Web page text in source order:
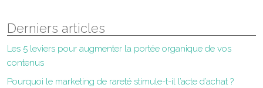
Derniers articles
Les 5 leviers pour augmenter la portée organique de vos
contenus
Pourquoi le marketing de rareté stimule-t-il l’acte d’achat ?